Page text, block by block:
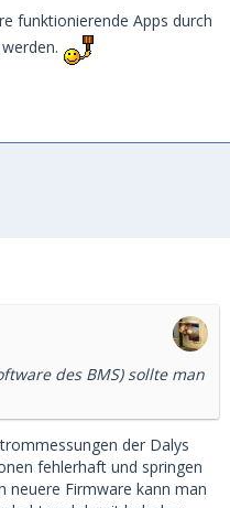
funktionierende Apps durch
des BMS) sollte man
der Dalys
fehlerhaft und springen
neuere Firmware kann man